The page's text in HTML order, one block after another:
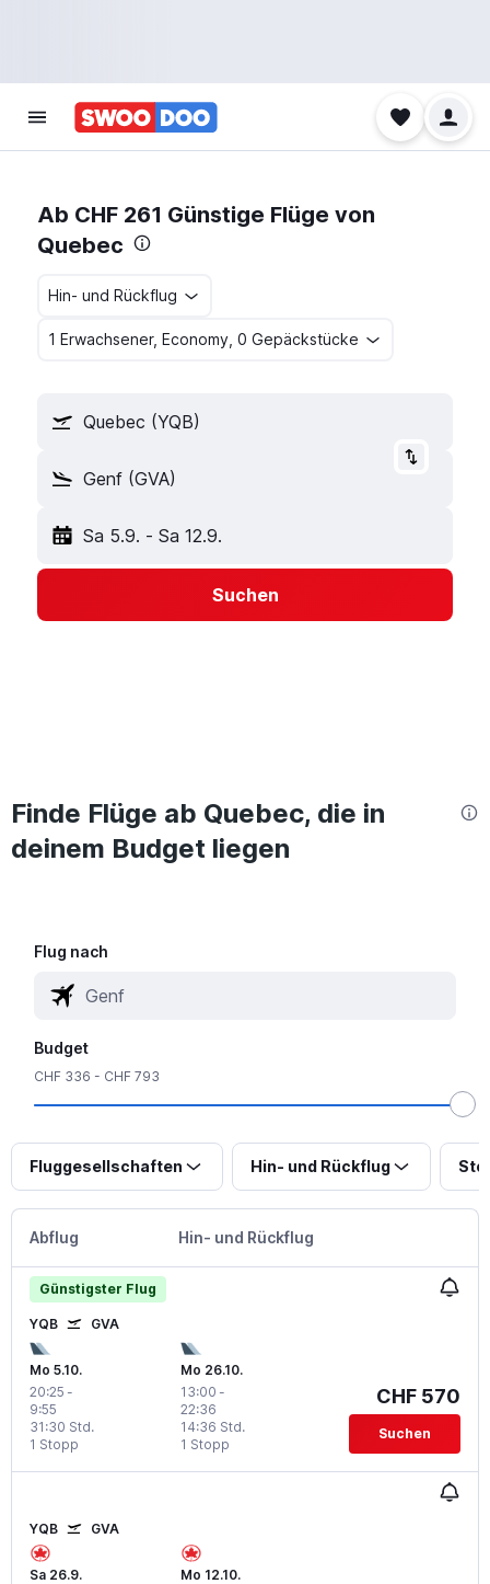
Ab CHF 261 Günstige Flüge von
Quebec
Hin- und Rückflug
1 Erwachsener, Economy, 0 Gepäckstücke
Quebec (YQB)
Genf (GVA)
Sa 5.9. - Sa 12.9.
Suchen
Finde Flüge ab Quebec, die in
deinem Budget liegen
Flug nach
Budget
CHF 336 - CHF 793
Fluggesellschaften Hin- und Rückflug
Abflug Hin- und Rückflug
Günstigster Flug
YQB GVA
Mo 5.10.
20:25 -
9:55
1 Stopp
31:30 Std.
Mo 26.10.
13:00 -
22:36
1 Stopp
14:36 Std.
CHF 570
Suchen
YQB GVA
Sa 26.9.
Mo 12.10.